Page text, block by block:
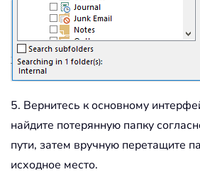
5. Вернитесь к основному
найдите потерянную папку
пути, затем вручную перетащите
исходное место.